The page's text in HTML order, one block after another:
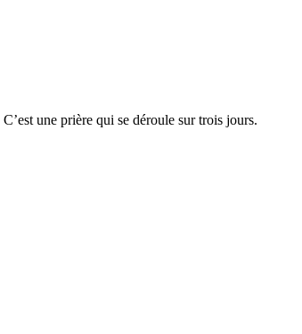
C’est une prière qui se déroule sur trois jours.